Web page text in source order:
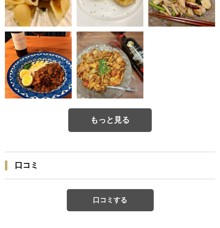
もっと見る
口コミ
口コミする